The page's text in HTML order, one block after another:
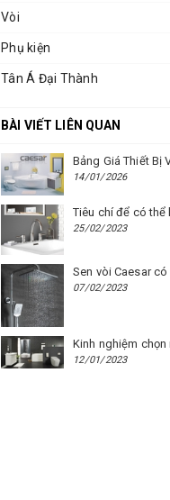
Vòi
Phụ kiện
Tân Á Đại Thành
BÀI VIẾT LIÊN QUAN
14/01/2026
25/02/2023
07/02/2023
12/01/2023